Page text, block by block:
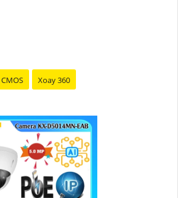
CMOS Xoay 360